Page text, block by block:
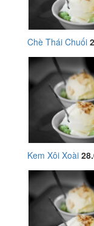
Chè Thái Chuối
Kem Xôi Xoài